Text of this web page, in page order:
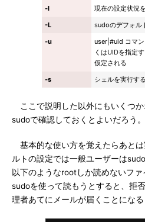
-l
現在の設定状況
-L
sudoのデフォル
-u
user|#uid コマン
くはUIDを指定
仮定される
-s
シェルを実行す
ここで説明した以外にもいくつ
sudoで確認しておくとよいだろう。
基本的な使い方を覚えたらあと
ルトの設定では一般ユーザーは
以下のようなrootしか読めないフ
sudoを使って読もうとすると、拒
理者あてにメールが届くことになる